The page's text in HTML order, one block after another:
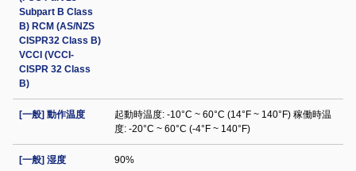
Subpart B Class
B) RCM (AS/NZS
CISPR32 Class B)
VCCI (VCCI-
CISPR 32 Class
B)
[一般] 動作温度
起動時温度: -10°C ~ 60°C (14°F ~ 140°F) 稼働時温
度: -20°C ~ 60°C (-4°F ~ 140°F)
[一般] 湿度 90%